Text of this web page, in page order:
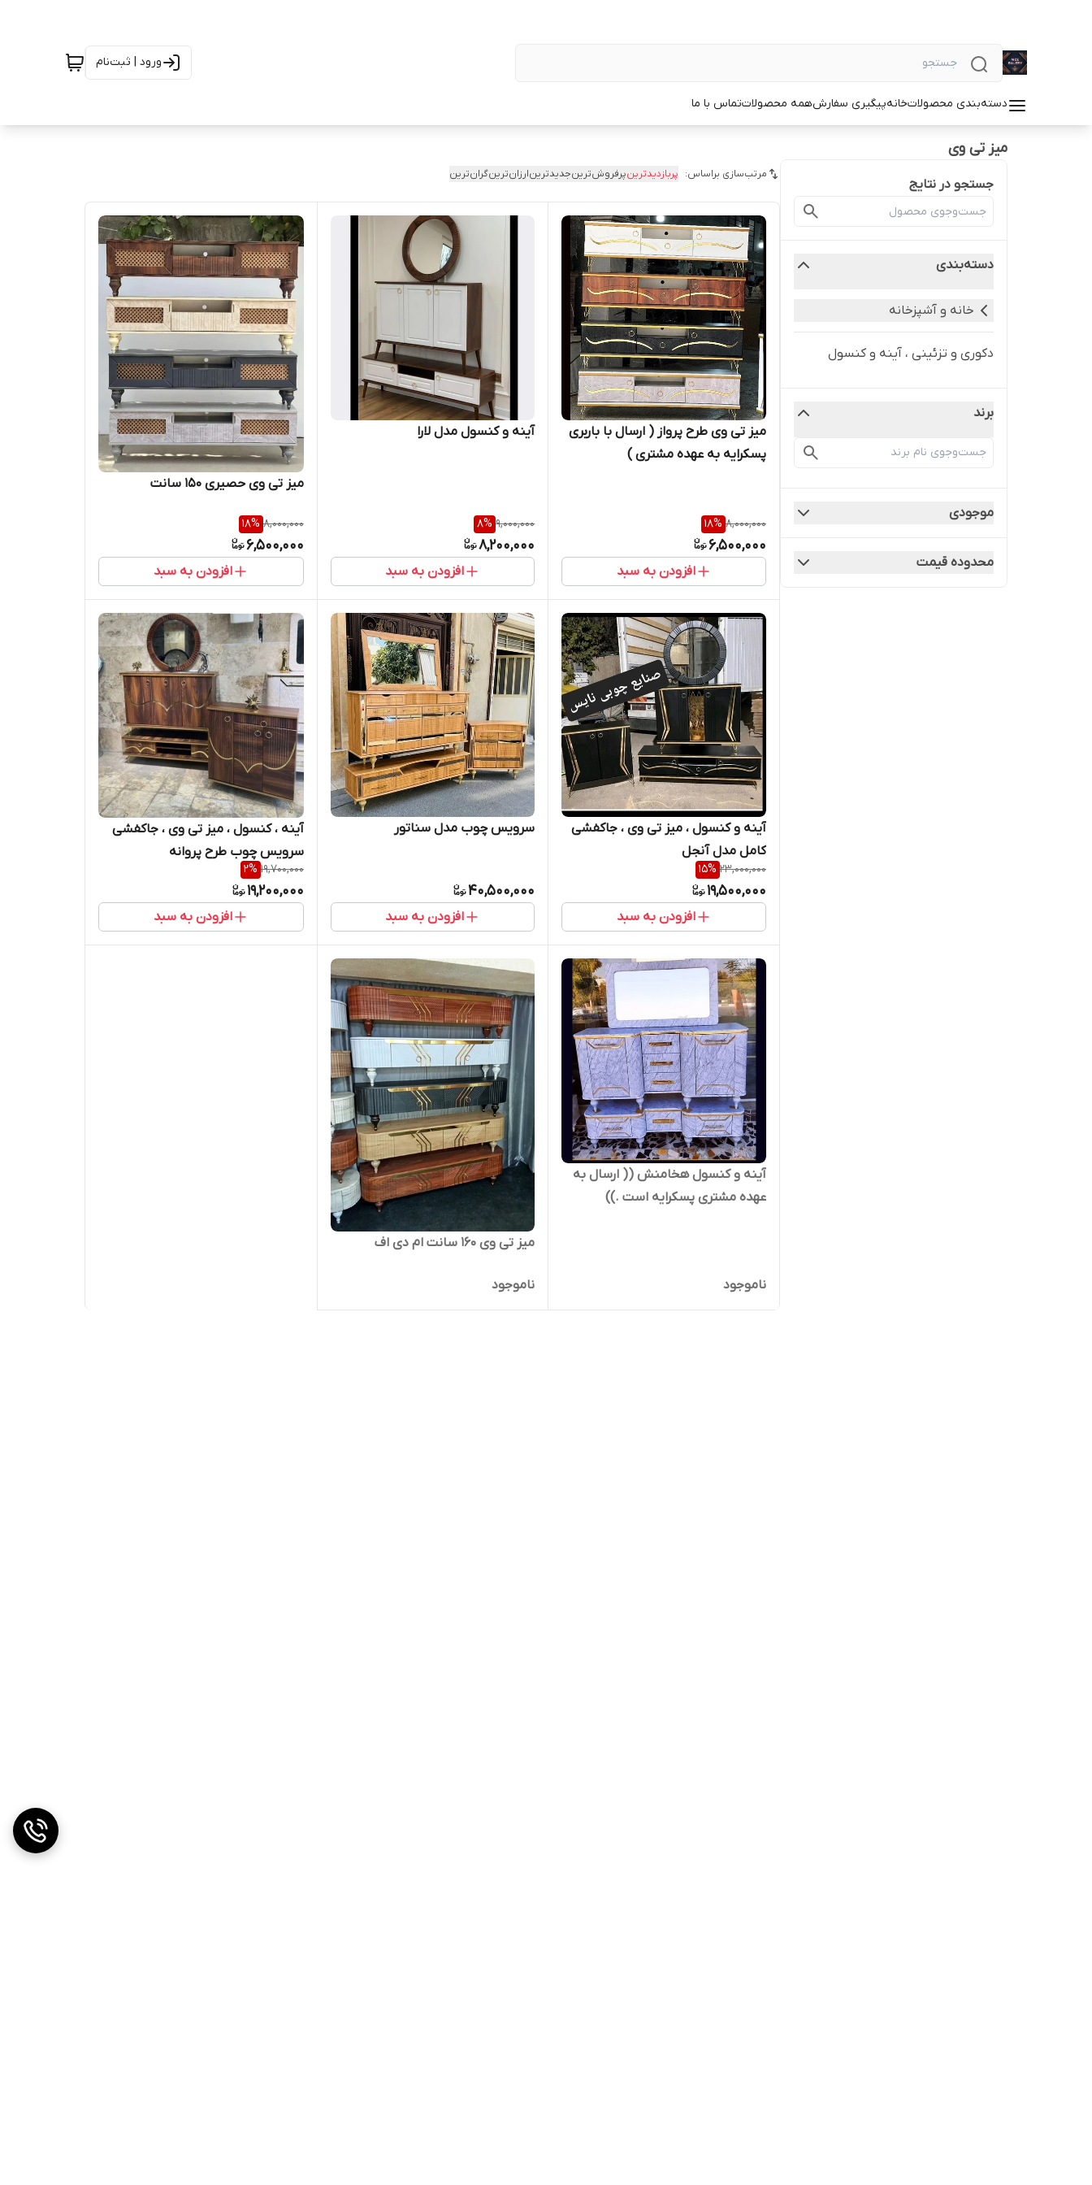
ورود | ثبت‌نام
دسته‌بندی محصولاتخانهپیگیری سفارشهمه محصولاتتماس با ما
میز تی وی
جستجو در نتایج
دسته‌بندی
خانه و آشپزخانه
دکوری و تزئینی ، آینه و کنسول
برند
موجودی
محدوده قیمت
مرتب‌سازی براساس: پربازدیدترینپرفروش‌ترینجدیدترینارزان‌ترینگران‌ترین
میز تی وی طرح پرواز ( ارسال با باربری
پسکرایه به عهده مشتری )
8,000,000
18%
6,500,000
افزودن به سبد
آینه و کنسول مدل لارا
9,000,000
8%
8,200,000
افزودن به سبد
میز تی وی حصیری ۱۵۰ سانت
8,000,000
18%
6,500,000
افزودن به سبد
آینه و کنسول ، میز تی وی ، جاکفشی
کامل مدل آنجل
23,000,000
15%
19,500,000
افزودن به سبد
سرویس چوب مدل سناتور
40,500,000
افزودن به سبد
آینه ، کنسول ، میز تی وی ، جاکفشی
سرویس چوب طرح پروانه
19,700,000
2%
19,200,000
افزودن به سبد
آینه و کنسول هخامنش (( ارسال به
عهده مشتری پسکرایه است .))
ناموجود
میز تی وی ۱۶۰ سانت ام دی اف
ناموجود